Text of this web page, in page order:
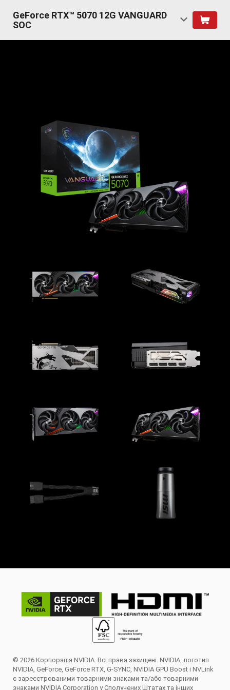
GeForce RTX™ 5070 12G VANGUARD
SOC
© 2026 Корпорація NVIDIA. Всі права захищені. NVIDIA, логотип
NVIDIA, GeForce, GeForce RTX, G-SYNC, NVIDIA GPU Boost і NVLink
є зареєстрованими товарними знаками та/або товарними
знаками NVIDIA Corporation у Сполучених Штатах та інших